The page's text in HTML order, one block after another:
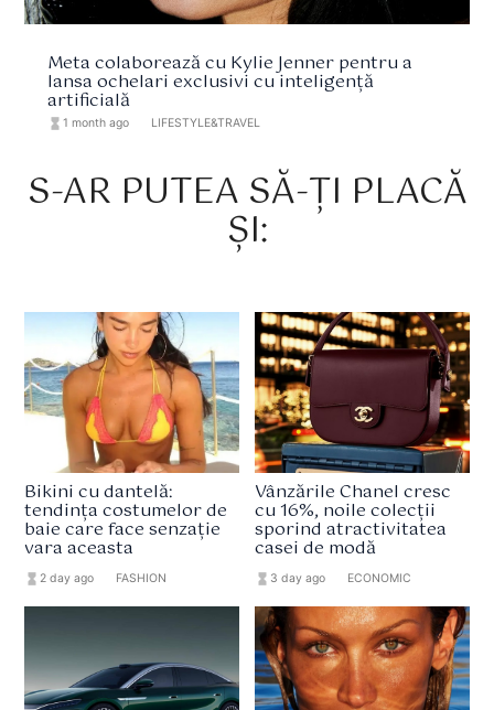
Meta colaborează cu Kylie Jenner pentru a
lansa ochelari exclusivi cu inteligență
artificială
hourglass_full 1 month ago LIFESTYLE&TRAVEL
S-AR PUTEA SĂ-ȚI PLACĂ
ȘI:
Bikini cu dantelă:
tendința costumelor de
baie care face senzație
vara aceasta
hourglass_full 2 day ago FASHION
Vânzările Chanel cresc
cu 16%, noile colecții
sporind atractivitatea
casei de modă
hourglass_full 3 day ago ECONOMIC